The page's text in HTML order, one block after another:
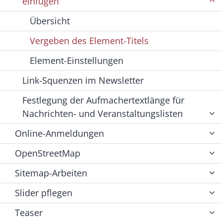
Übersicht
Vergeben des Element-Titels
Element-Einstellungen
Link-Squenzen im Newsletter
Festlegung der Aufmachertextlänge für
Nachrichten- und Veranstaltungslisten
Online-Anmeldungen
OpenStreetMap
Sitemap-Arbeiten
Slider pflegen
Teaser